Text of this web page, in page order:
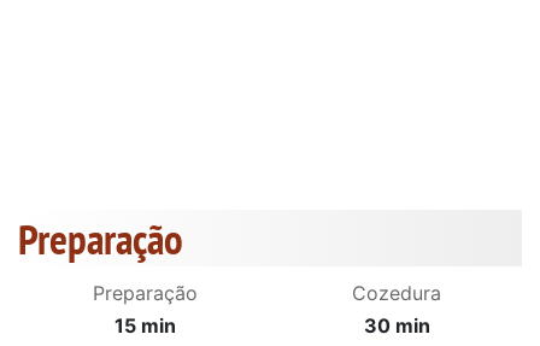
Preparação
Preparação
15 min
Cozedura
30 min